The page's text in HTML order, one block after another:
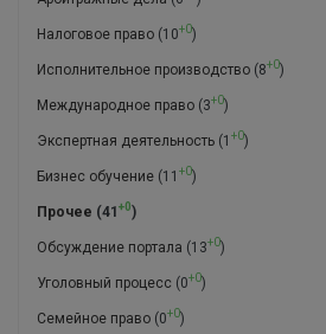
Налоговое право (10+0)
Исполнительное производство (8+0)
Международное право (3+0)
Экспертная деятельность (1 +0)
Бизнес обучение (11 +0)
Прочее (41+0)
Обсуждение портала (13+0)
Уголовный процесс (0+0)
Семейное право (0+0)